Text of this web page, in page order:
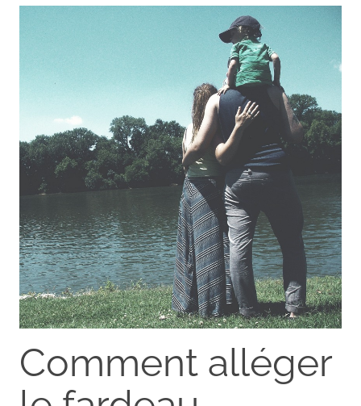
Comment alléger